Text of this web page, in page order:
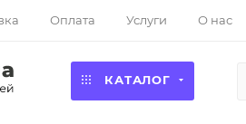
Оплата Услуги О нас
КАТАЛОГ